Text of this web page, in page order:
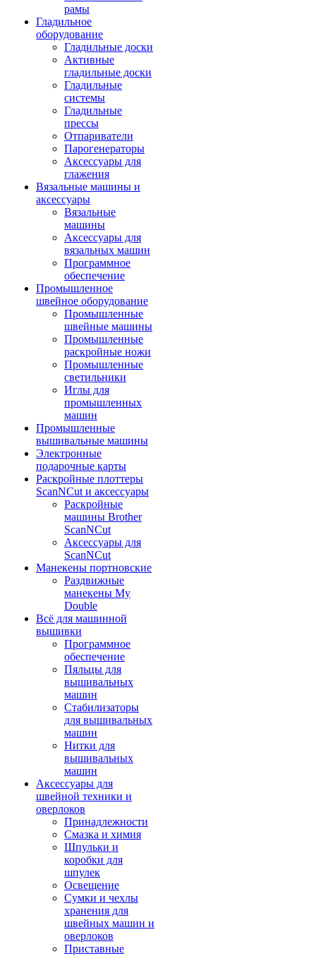
рамы
Гладильное
оборудование
Гладильные доски
Активные
гладильные доски
Гладильные
системы
Гладильные
прессы
Отпариватели
Парогенераторы
Аксессуары для
глажения
Вязальные машины и
аксессуары
Вязальные
машины
Аксессуары для
вязальных машин
Программное
обеспечение
Промышленное
швейное оборудование
Промышленные
швейные машины
Промышленные
раскройные ножи
Промышленные
светильники
Иглы для
промышленных
машин
Промышленные
вышивальные машины
Электронные
подарочные карты
Раскройные плоттеры
ScanNCut и аксессуары
Раскройные
машины Brother
ScanNCut
Аксессуары для
ScanNCut
Манекены портновские
Раздвижные
манекены My
Double
Всё для машинной
вышивки
Программное
обеспечение
Пяльцы для
вышивальных
машин
Стабилизаторы
для вышивальных
машин
Нитки для
вышивальных
машин
Аксессуары для
швейной техники и
оверлоков
Принадлежности
Смазка и химия
Шпульки и
коробки для
шпулек
Освещение
Сумки и чехлы
хранения для
швейных машин и
оверлоков
Приставные